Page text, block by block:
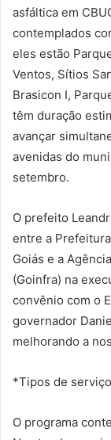
asfáltica em
contemplados
eles estão
Ventos, Sítios
Brasicon I,
têm duração
avançar
avenidas do
setembro.
O prefeito
entre a
Goiás e a
(Goinfra) na
convênio com o
governador
melhorando a
*Tipos de
O programa